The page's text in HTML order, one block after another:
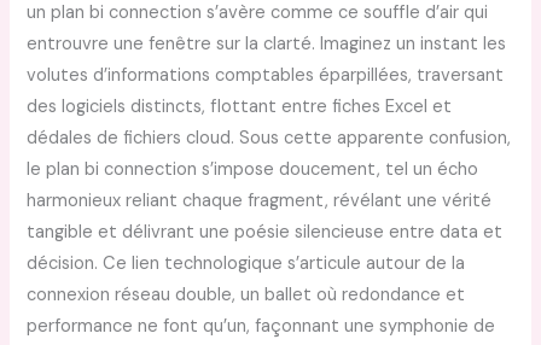
un plan bi connection s’avère comme ce souffle d’air qui
entrouvre une fenêtre sur la clarté. Imaginez un instant les
volutes d’informations comptables éparpillées, traversant
des logiciels distincts, flottant entre fiches Excel et
dédales de fichiers cloud. Sous cette apparente confusion,
le plan bi connection s’impose doucement, tel un écho
harmonieux reliant chaque fragment, révélant une vérité
tangible et délivrant une poésie silencieuse entre data et
décision. Ce lien technologique s’articule autour de la
connexion réseau double, un ballet où redondance et
performance ne font qu’un, façonnant une symphonie de